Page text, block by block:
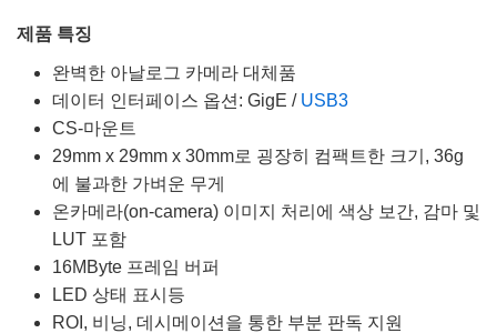
제품 특징
완벽한 아날로그 카메라 대체품
데이터 인터페이스 옵션: GigE / USB3
CS-마운트
29mm x 29mm x 30mm로 굉장히 컴팩트한 크기, 36g
에 불과한 가벼운 무게
온카메라(on-camera) 이미지 처리에 색상 보간, 감마 및
LUT 포함
16MByte 프레임 버퍼
LED 상태 표시등
ROI, 비닝, 데시메이션을 통한 부분 판독 지원